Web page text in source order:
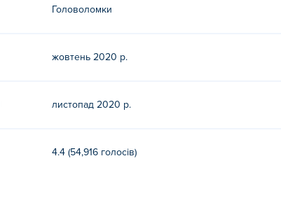
Головоломки
жовтень 2020 р.
листопад 2020 р.
4.4 (54,916 голосів)